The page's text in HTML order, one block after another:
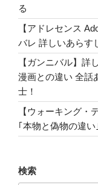
る
【アドレセンス
バレ 詳しいあらす
【ガンニバル】詳
漫画との違い 全話
士！
【ウォーキング・
｢本物と偽物の違
検索